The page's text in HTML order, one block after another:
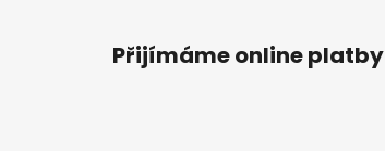
Přijímáme online platby